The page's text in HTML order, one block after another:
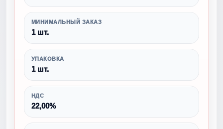
МИНИМАЛЬНЫЙ ЗАКАЗ
1 шт.
УПАКОВКА
1 шт.
НДС
22,00%